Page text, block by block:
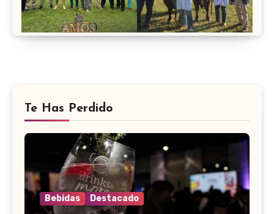
Te Has Perdido
Bebidas Destacado